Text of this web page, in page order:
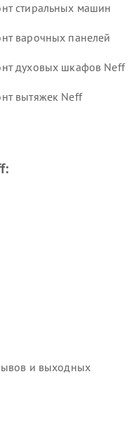
стиральных машин
варочных панелей
духовых шкафов Neff
вытяжек Neff
и выходных